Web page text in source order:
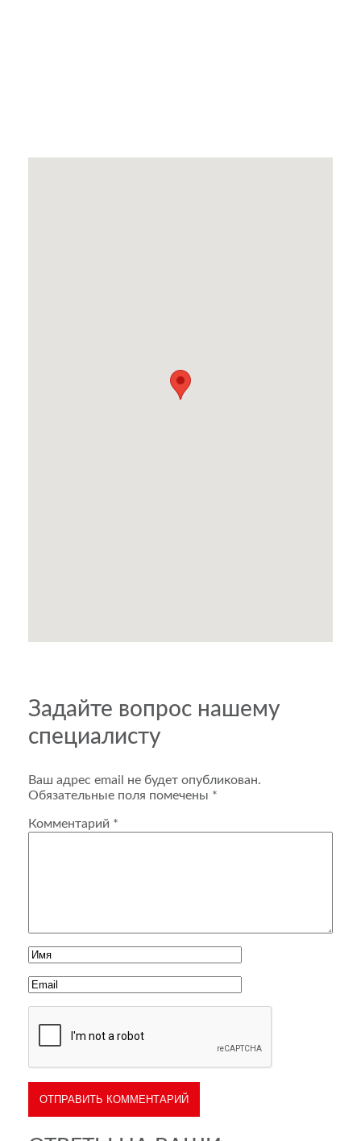
Задайте вопрос нашему
специалисту
Ваш адрес email не будет опубликован.
Обязательные поля помечены *
Комментарий *